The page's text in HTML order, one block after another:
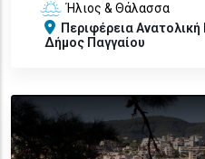
Ήλιος & Θάλασσα
Περιφέρεια
Δήμος Παγγαίου